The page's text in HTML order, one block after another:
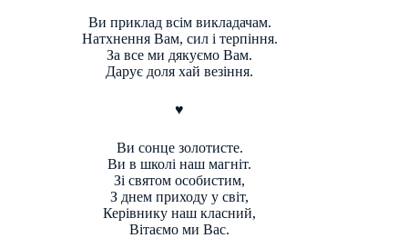
Ви приклад всім викладачам.
Натхнення Вам, сил і терпіння.
За все ми дякуємо Вам.
Дарує доля хай везіння.
♥
Ви сонце золотисте.
Ви в школі наш магніт.
Зі святом особистим,
З днем приходу у світ,
Керівнику наш класний,
Вітаємо ми Вас.